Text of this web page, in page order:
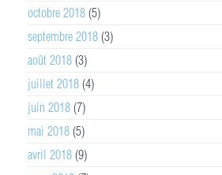
octobre 2018 (5)
septembre 2018 (3)
août 2018 (3)
juillet 2018 (4)
juin 2018 (7)
mai 2018 (5)
avril 2018 (9)